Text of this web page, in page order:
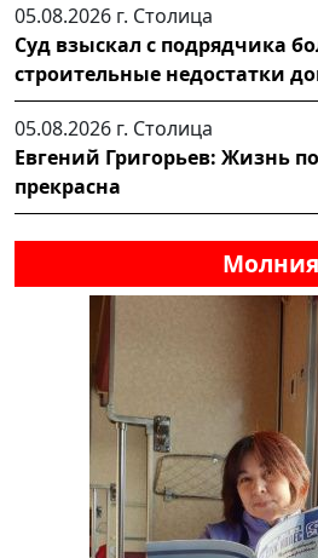
05.08.2026 г. Столица
Суд взыскал с подрядчика
строительные недостатки
05.08.2026 г. Столица
Евгений Григорьев: Жизнь
прекрасна
Молния